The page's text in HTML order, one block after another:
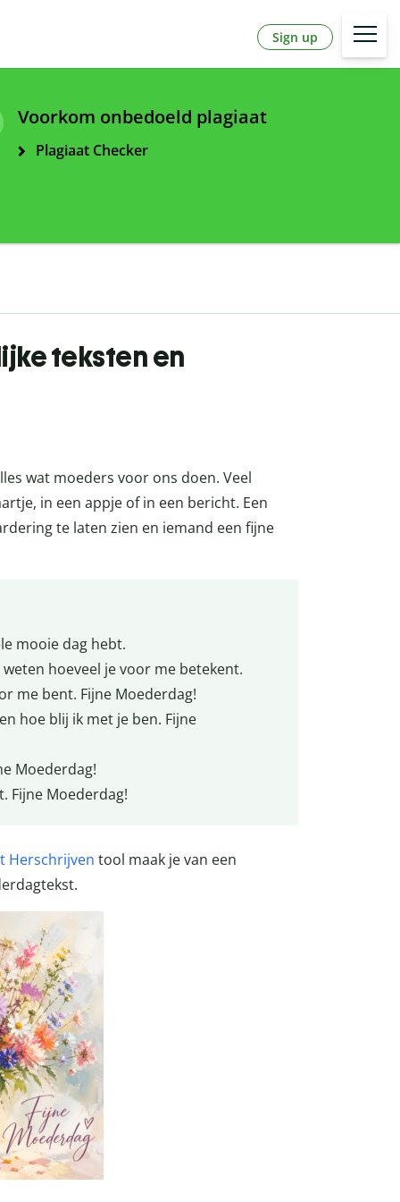
Sign up
Voorkom onbedoeld plagiaat
Plagiaat Checker
teksten en
wat moeders voor ons doen. Veel
in een appje of in een bericht. Een
te laten zien en iemand een fijne
mooie dag hebt.
hoeveel je voor me betekent.
me bent. Fijne Moederdag!
hoe blij ik met je ben. Fijne
Moederdag!
Fijne Moederdag!
Herschrijven tool maak je van een